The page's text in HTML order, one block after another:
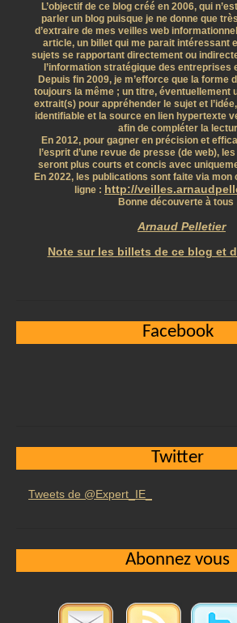
L’objectif de ce blog créé en 2006, qui
parler un blog puisque je ne donne que
d’extraire de mes veilles web
article, un billet qui me parait intéressant
sujets se rapportant directement ou
l’information stratégique des entreprises
Depuis fin 2009, je m’efforce que la forme
toujours la même ; un titre, éventuellement
extrait(s) pour appréhender le sujet et
identifiable et la source en lien hypertexte
afin de compléter la
En 2012, pour gagner en précision et
l’esprit d’une revue de presse (de web),
seront plus courts et concis avec
En 2022, les publications sont faite via mon
ligne : http://
Bonne découverte à
Arnaud Pelletier
Note sur les billets de ce blog et
Facebook
Twitter
Tweets de @Expert_IE_
Abonnez vous